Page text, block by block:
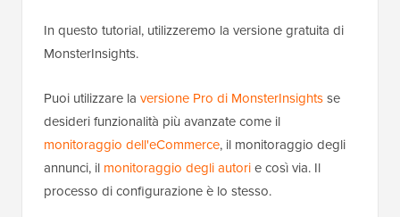
In questo tutorial, utilizzeremo la versione gratuita di
MonsterInsights.
Puoi utilizzare la versione Pro di MonsterInsightsse
desideri funzionalità più avanzate come il
monitoraggio dell'eCommerce, il monitoraggio degli
annunci, il monitoraggio degli autorie così via. Il
processo di configurazione è lo stesso.